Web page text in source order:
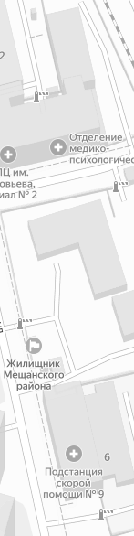
МП-20-
249/2
245
2
3
F257
203/1
F254
191/3
2
309/1
F206
1